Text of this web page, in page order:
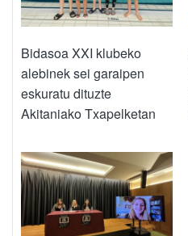
Bidasoa XXI klubeko
alebinek sei garaipen
eskuratu dituzte
Akitaniako Txapelketan